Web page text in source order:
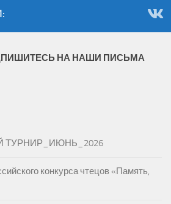
НА НАШИ ПИСЬМА
ТУРНИР_ИЮНЬ_2026
конкурса чтецов «Память,